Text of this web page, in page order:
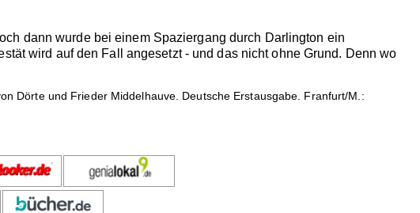
dann wurde bei einem Spaziergang durch Darlington ein
wird auf den Fall angesetzt - und das nicht ohne Grund. Denn wo
Dörte und Frieder Middelhauve. Deutsche Erstausgabe. Franfurt/M.: